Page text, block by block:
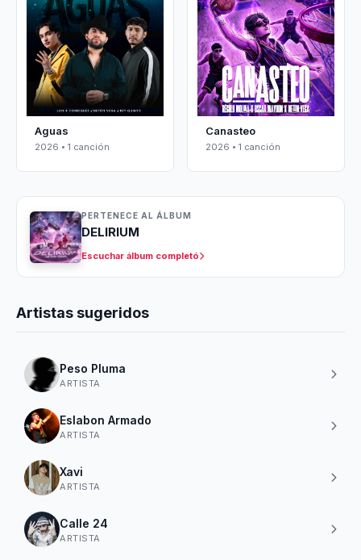
Aguas
2026 • 1 canción
Canasteo
2026 • 1 canción
PERTENECE AL ÁLBUM
DELIRIUM
Escuchar álbum completó
Artistas sugeridos
Peso Pluma
ARTISTA
Eslabon Armado
ARTISTA
Xavi
ARTISTA
Calle 24
ARTISTA